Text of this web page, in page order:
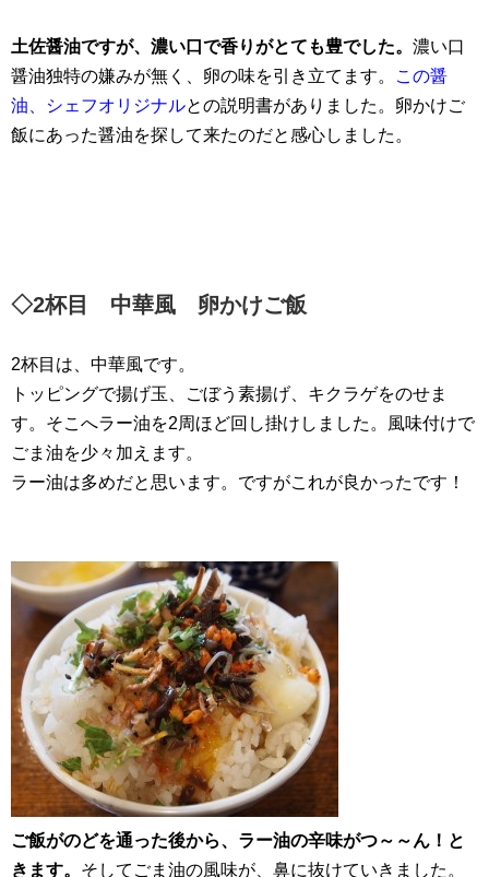
土佐醤油ですが、濃い口で香りがとても豊でした。 濃い口
醤油独特の嫌みが無く、卵の味を引き立てます。
この醤
油、シェフオリジナルとの説明書がありました。卵かけご
飯にあった醤油を探して来たのだと感心しました。
◇2杯目 中華風 卵かけご飯
2杯目は、中華風です。
トッピングで揚げ玉、ごぼう素揚げ、キクラゲをのせま
す。そこへラー油を2周ほど回し掛けしました。風味付けで
ごま油を少々加えます。
ラー油は多めだと思います。ですがこれが良かったです！
ご飯がのどを通った後から、ラー油の辛味がつ～～ん！と
きます。 そしてごま油の風味が、鼻に抜けていきました。